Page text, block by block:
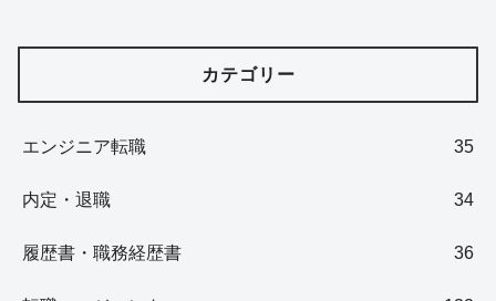
カテゴリー
エンジニア転職 35
内定・退職 34
履歴書・職務経歴書 36